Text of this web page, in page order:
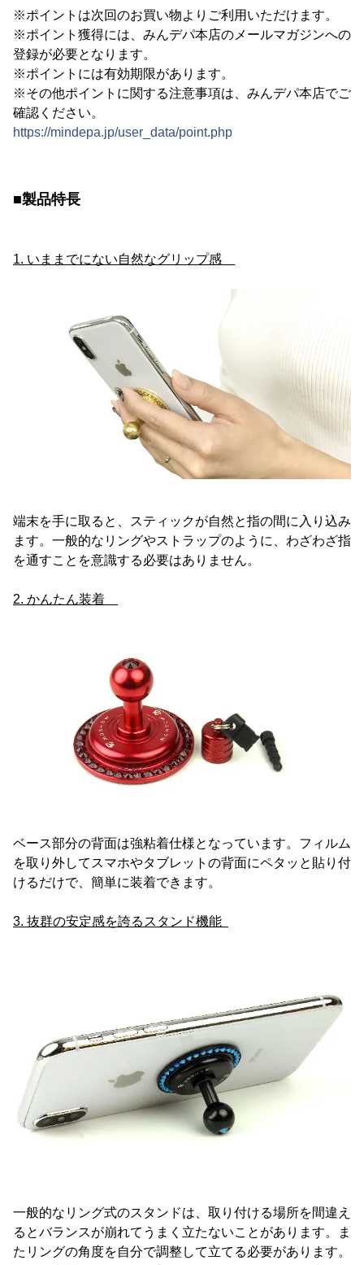
※ポイントは次回のお買い物よりご利用いただけます。
※ポイント獲得には、みんデパ本店のメールマガジンへの
登録が必要となります。
※ポイントには有効期限があります。
※その他ポイントに関する注意事項は、みんデパ本店でご
確認ください。
https://mindepa.jp/user_data/point.php
■製品特長
1. いままでにない自然なグリップ感
端末を手に取ると、スティックが自然と指の間に入り込み
ます。一般的なリングやストラップのように、わざわざ指
を通すことを意識する必要はありません。
2. かんたん装着
ベース部分の背面は強粘着仕様となっています。フィルム
を取り外してスマホやタブレットの背面にペタッと貼り付
けるだけで、簡単に装着できます。
3. 抜群の安定感を誇るスタンド機能
一般的なリング式のスタンドは、取り付ける場所を間違え
るとバランスが崩れてうまく立たないことがあります。ま
たリングの角度を自分で調整して立てる必要があります。